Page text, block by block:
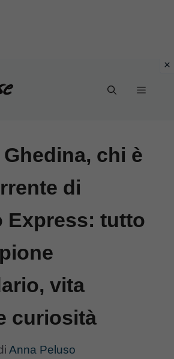
Menu
chi è
di
Express: tutto
vita
curiosità
Anna Peluso